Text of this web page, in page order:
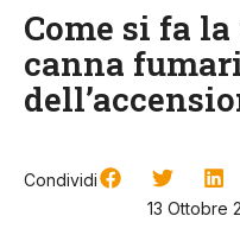
Come si fa
canna
Condividi
13 Ottobre